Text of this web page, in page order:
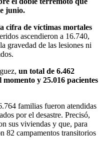
junio.
cifra de víctimas mortales
ascendieron a 16.740,
gravedad de las lesiones ni
un total de 6.462
y 25.016 pacientes
familias fueron atendidas
por el desastre. Precisó,
sus viviendas y que, para
82 campamentos transitorios